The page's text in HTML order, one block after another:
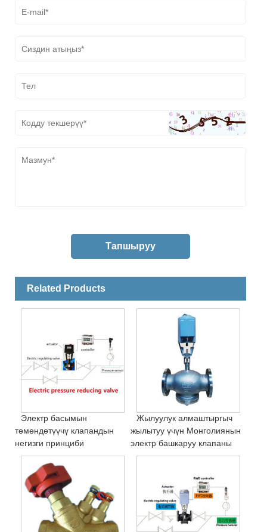
Related Products
Электр басымын
төмөндөтүүчү клапандын
негизги принциби
Жылуулук алмаштыргыч
жылытуу үчүн Монголиянын
электр башкаруу клапаны